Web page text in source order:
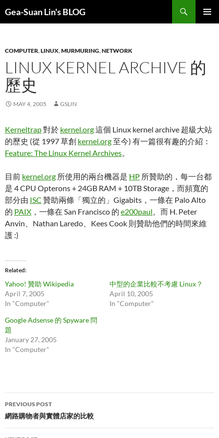
Gea-Suan Lin's BLOG
COMPUTER,LINUX,MURMURING,NETWORK
LINUX KERNEL ARCHIVE 的
歷史
MAY 4, 2005 GSLIN
Kerneltrap對於 kernel.org這個 Linux kernel archive 超級大站
的歷史 (從 1997 草創 kernel.org至今) 有一篇很有趣的介紹：
Feature: The Linux Kernel Archives。
目前 kernel.org 所使用的兩台機器是 HP 所贊助的，每一台都
是 4 CPU Opterons + 24GB RAM + 10TB Storage，而頻寬的
部分由 ISC 贊助兩條「獨立的」Gigabits，一條在 Palo Alto
的 PAIX ，一條在 San Francisco 的 e200paul。而 H. Peter
Anvin、Nathan Laredo、Kees Cook 則贊助他們的時間來維
護 :)
Related
Yahoo! 贊助 Wikipedia
April 7, 2005
In "Computer"
中型的企業比較不考慮 Linux？
April 10, 2005
In "Computer"
Google Adsense 的 Spyware 問
題
January 27, 2005
In "Computer"
Post
navigation
PREVIOUS POST
網路購物者與實體店家的比較